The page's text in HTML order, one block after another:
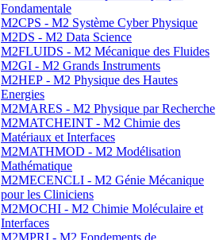
Fondamentale
M2CPS - M2 Système Cyber Physique
M2DS - M2 Data Science
M2FLUIDS - M2 Mécanique des Fluides
M2GI - M2 Grands Instruments
M2HEP - M2 Physique des Hautes
Energies
M2MARES - M2 Physique par Recherche
M2MATCHEINT - M2 Chimie des
Matériaux et Interfaces
M2MATHMOD - M2 Modélisation
Mathématique
M2MECENCLI - M2 Génie Mécanique
pour les Cliniciens
M2MOCHI - M2 Chimie Moléculaire et
Interfaces
M2MPRI - M2 Fondements de